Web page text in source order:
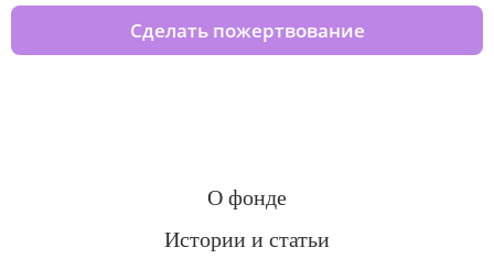
Сделать пожертвование
О фонде
Истории и статьи